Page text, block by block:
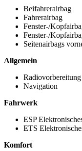
Beifahrerairbag
Fahrerairbag
Fenster-/
Fenster-/
Seitenairbags
Allgemein
Radiovorbereitung
Navigation
Fahrwerk
ESP
ETS
Komfort